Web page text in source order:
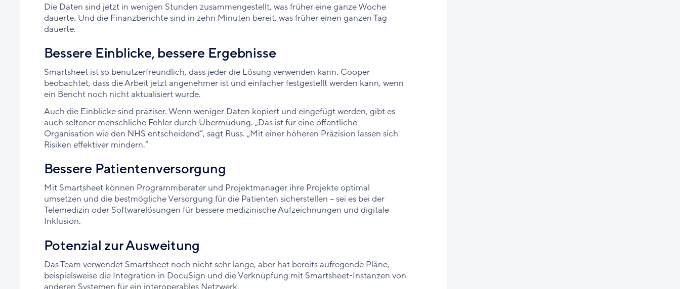
Die Daten sind jetzt in wenigen Stunden zusammengestellt, was früher eine ganze Woche
dauerte. Und die Finanzberichte sind in zehn Minuten bereit, was früher einen ganzen Tag
dauerte.
Bessere Einblicke, bessere Ergebnisse
Smartsheet ist so benutzerfreundlich, dass jeder die Lösung verwenden kann. Cooper
beobachtet, dass die Arbeit jetzt angenehmer ist und einfacher festgestellt werden kann, wenn
ein Bericht noch nicht aktualisiert wurde.
Auch die Einblicke sind präziser. Wenn weniger Daten kopiert und eingefügt werden, gibt es
auch seltener menschliche Fehler durch Übermüdung. „Das ist für eine öffentliche
Organisation wie den NHS entscheidend“, sagt Russ. „Mit einer höheren Präzision lassen sich
Risiken effektiver mindern.“
Bessere Patientenversorgung
Mit Smartsheet können Programmberater und Projektmanager ihre Projekte optimal
umsetzen und die bestmögliche Versorgung für die Patienten sicherstellen – sei es bei der
Telemedizin oder Softwarelösungen für bessere medizinische Aufzeichnungen und digitale
Inklusion.
Potenzial zur Ausweitung
Das Team verwendet Smartsheet noch nicht sehr lange, aber hat bereits aufregende Pläne,
beispielsweise die Integration in DocuSign und die Verknüpfung mit Smartsheet-Instanzen von
anderen Systemen für ein interoperables Netzwerk.